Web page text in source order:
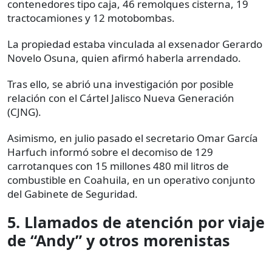
contenedores tipo caja, 46 remolques cisterna, 19
tractocamiones y 12 motobombas.
La propiedad estaba vinculada al exsenador Gerardo
Novelo Osuna, quien afirmó haberla arrendado.
Tras ello, se abrió una investigación por posible
relación con el Cártel Jalisco Nueva Generación
(CJNG).
Asimismo, en julio pasado el secretario Omar García
Harfuch informó sobre el decomiso de 129
carrotanques con 15 millones 480 mil litros de
combustible en Coahuila, en un operativo conjunto
del Gabinete de Seguridad.
5. Llamados de atención por viaje
de “Andy” y otros morenistas